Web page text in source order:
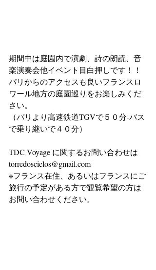
期間中は庭園内で演劇、詩の朗読、音
楽演奏会他イベント目白押しです！！
パリからのアクセスも良いフランスロ
ワール地方の庭園巡りをお楽しみくだ
さい。
（パリより高速鉄道TGVで５０分-バス
で乗り継いで４０分）
TDC Voyage に関するお問い合わせは
torredoscielos@gmail.com
※フランス在住、あるいはフランスにご
旅行の予定がある方で観覧希望の方は
お問い合わせください。